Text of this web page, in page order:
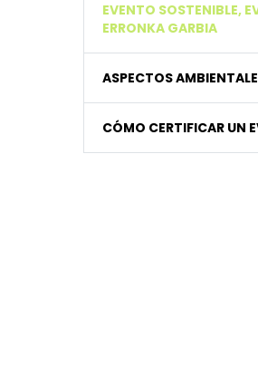
EVENTO SOSTENIBLE,
ERRONKA GARBIA
ASPECTOS
CÓMO CERTIFICAR UN